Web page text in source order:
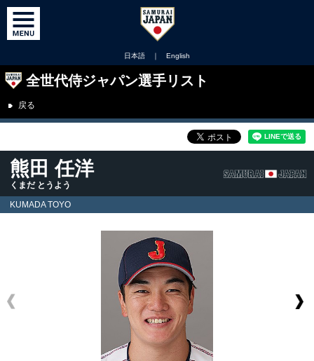
日本語 ｜ English
全世代侍ジャパン選手リスト
戻る
熊田 任洋
くまだ とうよう
KUMADA TOYO